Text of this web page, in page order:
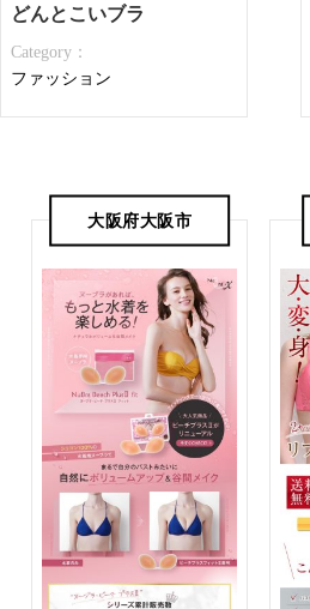
どんとこいブラ
Category：
ファッション
大阪府大阪市